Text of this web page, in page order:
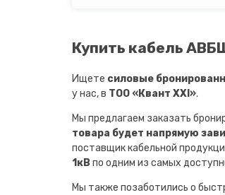
Купить кабель
Ищете силовые
у нас, в ТОО «Квант XXI».
Мы предлагаем заказать
товара будет напрямую
поставщик кабельной
1кВ по одним из самых
Мы также позаботились о